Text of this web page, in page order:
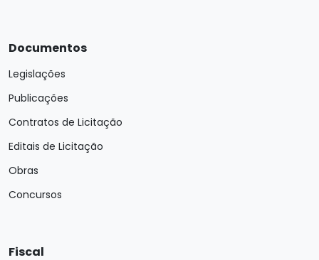
Documentos
Legislações
Publicações
Contratos de Licitação
Editais de Licitação
Obras
Concursos
Fiscal